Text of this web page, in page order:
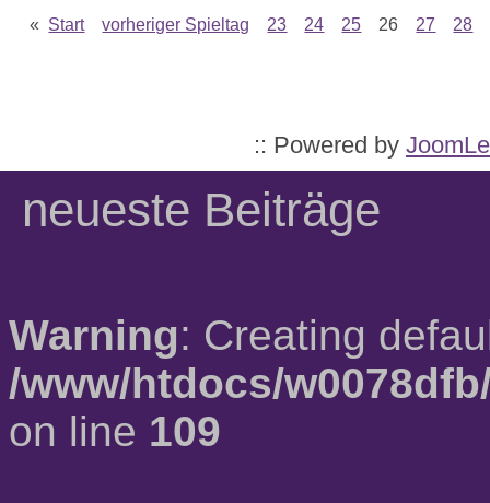
« Start vorheriger Spieltag 23 24 25 26 27 28
:: Powered by
neueste Beiträge
Warning: Creating
/www/htdocs/
on line 109